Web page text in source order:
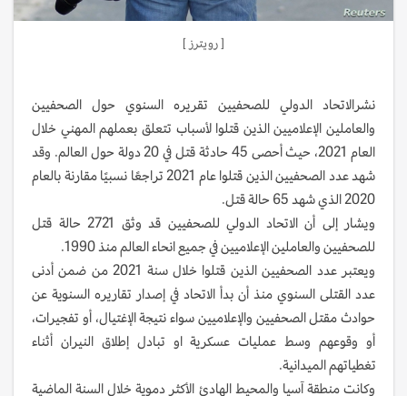
[ رويترز ]
نشرالاتحاد الدولي للصحفيين تقريره السنوي حول الصحفيين
والعاملين الإعلاميين الذين قتلوا لأسباب تتعلق بعملهم المهني خلال
العام 2021، حيث أحصى 45 حادثة قتل في 20 دولة حول العالم. وقد
شهد عدد الصحفيين الذين قتلوا عام 2021 تراجعًا نسبيًا مقارنة بالعام
2020 الذي شهد 65 حالة قتل.
ويشار إلى أن الاتحاد الدولي للصحفيين قد وثق 2721 حالة قتل
للصحفيين والعاملين الإعلاميين في جميع انحاء العالم منذ 1990.
ويعتبر عدد الصحفيين الذين قتلوا خلال سنة 2021 من ضمن أدنى
عدد القتلى السنوي منذ أن بدأ الاتحاد في إصدار تقاريره السنوية عن
حوادث مقتل الصحفيين والإعلاميين سواء نتيجة الإغتيال، أو تفجيرات،
أو وقوعهم وسط عمليات عسكرية او تبادل إطلاق النيران أثناء
تغطياتهم الميدانية.
وكانت منطقة آسيا والمحيط الهادئ الأكثر دموية خلال السنة الماضية